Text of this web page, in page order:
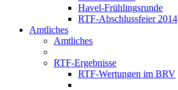
Havel-Frühlingsrunde
RTF-Abschlussfeier 2014
Amtliches
Amtliches
RTF-Ergebnisse
RTF-Wertungen im BRV